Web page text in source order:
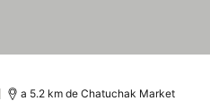
a 5.2 km de Chatuchak Market